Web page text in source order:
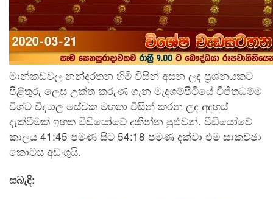
මාන්කඩවල නන්දරතන හිමි විසින් අසන ලද ප්‍රශ්නයකට
පිළිතුරු ලෙස උක්ත කරුණ ගැන මැදගම්පිටියේ විජිතධම්ම
විශ්ව විද්‍යාල සේවක මහතා විසින් කරන ලද අදහස්
දැක්වීමක් ඉහත වීඩියෝවේ දකින්න පුළුවන්. වීඩියෝවේ
කාලය 41:45 පමණ සිට 54:18 පමණ දක්වා එම සාකච්ඡා
කොටස අඩංගුයි.
සබැඳි: